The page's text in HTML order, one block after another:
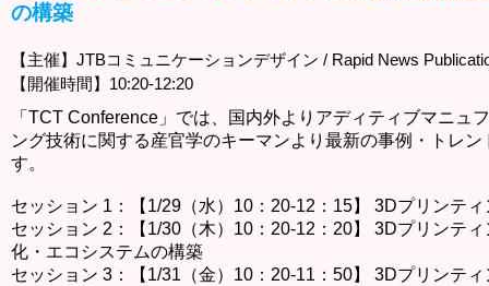
の構築
【主催】JTBコミュニケーションデザイン / Rapid News
【開催時間】10:20-12:20
「TCT Conference」では、国内外よりアディティブマニュ
ング技術に関する産官学のキーマンより最新の事例・トレ
す。
セッション 1：【1/29（水）10：20-12：15】 3Dプリンテ
セッション 2：【1/30（木）10：20-12：20】 3Dプリンテ
化・エコシステムの構築
セッション 3：【1/31（金）10：20-11：50】 3Dプリンテ